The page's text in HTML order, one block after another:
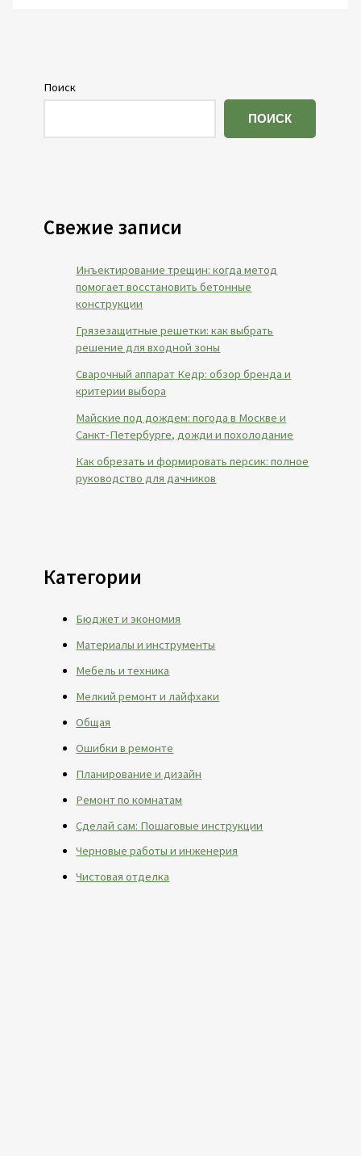
Поиск
ПОИСК
Свежие записи
Инъектирование трещин: когда метод
помогает восстановить бетонные
конструкции
Грязезащитные решетки: как выбрать
решение для входной зоны
Сварочный аппарат Кедр: обзор бренда и
критерии выбора
Майские под дождем: погода в Москве и
Санкт-Петербурге, дожди и похолодание
Как обрезать и формировать персик: полное
руководство для дачников
Категории
Бюджет и экономия
Материалы и инструменты
Мебель и техника
Мелкий ремонт и лайфхаки
Общая
Ошибки в ремонте
Планирование и дизайн
Ремонт по комнатам
Сделай сам: Пошаговые инструкции
Черновые работы и инженерия
Чистовая отделка